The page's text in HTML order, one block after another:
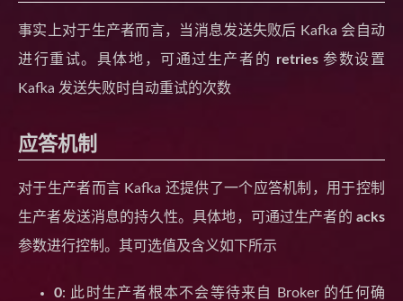
事实上对于生产者而言，当消息发送失败后 Kafka 会自动
进行重试。具体地，可通过生产者的 retries参数设置
Kafka 发送失败时自动重试的次数
应答机制
对于生产者而言 Kafka 还提供了一个应答机制，用于控制
生产者发送消息的持久性。具体地，可通过生产者的 acks
参数进行控制。其可选值及含义如下所示
0: 此时生产者根本不会等待来自 Broker 的任何确